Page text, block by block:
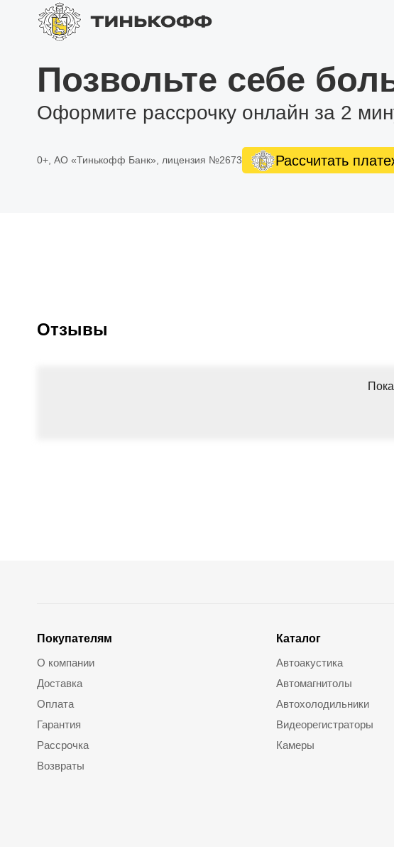
Позвольте себе
Оформите рассрочку онлайн за 2
0+, АО «Тинькофф Банк», лицензия №2673 Рассчитать
Отзывы
Покупателям
О компании
Доставка
Оплата
Гарантия
Рассрочка
Возвраты
Каталог
Автоакустика
Автомагнитолы
Автохолодильники
Видеорегистраторы
Камеры